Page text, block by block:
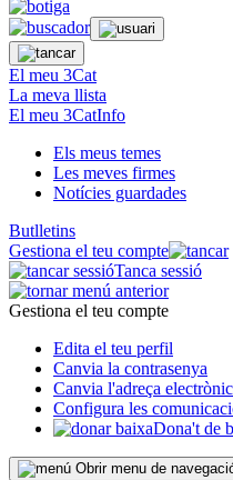
El meu 3Cat
La meva llista
El meu 3CatInfo
Els meus temes
Les meves firmes
Notícies guardades
Butlletins
Gestiona el teu compte
Tanca sessió
Gestiona el teu compte
Edita el teu perfil
Canvia la contrasenya
Canvia l'adreça
Configura les
Dona't de
Obrir menu de